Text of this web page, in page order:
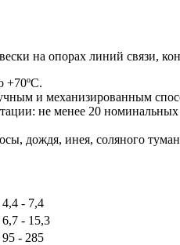
на опорах линий связи,
+70ºC.
и механизированным
не менее 20 номинальных
дождя, инея, соляного
4,4 - 7,4
6,7 - 15,3
95 - 285